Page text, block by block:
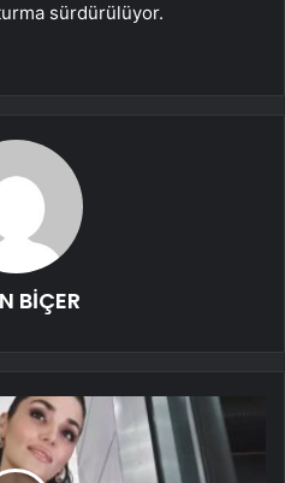
sürdürülüyor.
BİÇER